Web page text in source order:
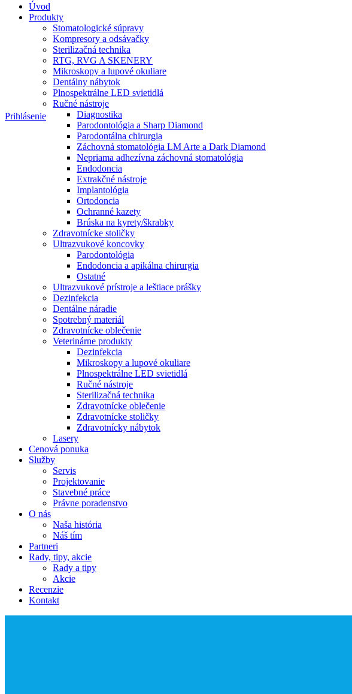
Prihlásenie
Úvod
Produkty
Stomatologické súpravy
Kompresory a odsávačky
Sterilizačná technika
RTG, RVG A SKENERY
Mikroskopy a lupové okuliare
Dentálny nábytok
Plnospektrálne LED svietidlá
Ručné nástroje
Diagnostika
Parodontológia a Sharp Diamond
Parodontálna chirurgia
Záchovná stomatológia LM Arte a Dark Diamond
Nepriama adhezívna záchovná stomatológia
Endodoncia
Extrakčné nástroje
Implantológia
Ortodoncia
Ochranné kazety
Brúska na kyrety/škrabky
Zdravotnícke stoličky
Ultrazvukové koncovky
Parodontológia
Endodoncia a apikálna chirurgia
Ostatné
Ultrazvukové prístroje a leštiace prášky
Dezinfekcia
Dentálne náradie
Spotrebný materiál
Zdravotnícke oblečenie
Veterinárne produkty
Dezinfekcia
Mikroskopy a lupové okuliare
Plnospektrálne LED svietidlá
Ručné nástroje
Sterilizačná technika
Zdravotnícke oblečenie
Zdravotnícke stoličky
Zdravotnícky nábytok
Lasery
Cenová ponuka
Služby
Servis
Projektovanie
Stavebné práce
Právne poradenstvo
O nás
Naša história
Náš tím
Partneri
Rady, tipy, akcie
Rady a tipy
Akcie
Recenzie
Kontakt